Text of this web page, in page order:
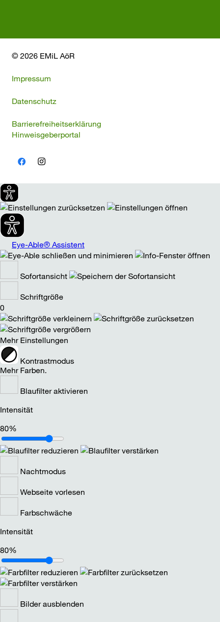
© 2026 EMiL AöR
Impressum
Datenschutz
Barrierefreiheitserklärung
Hinweisgeberportal